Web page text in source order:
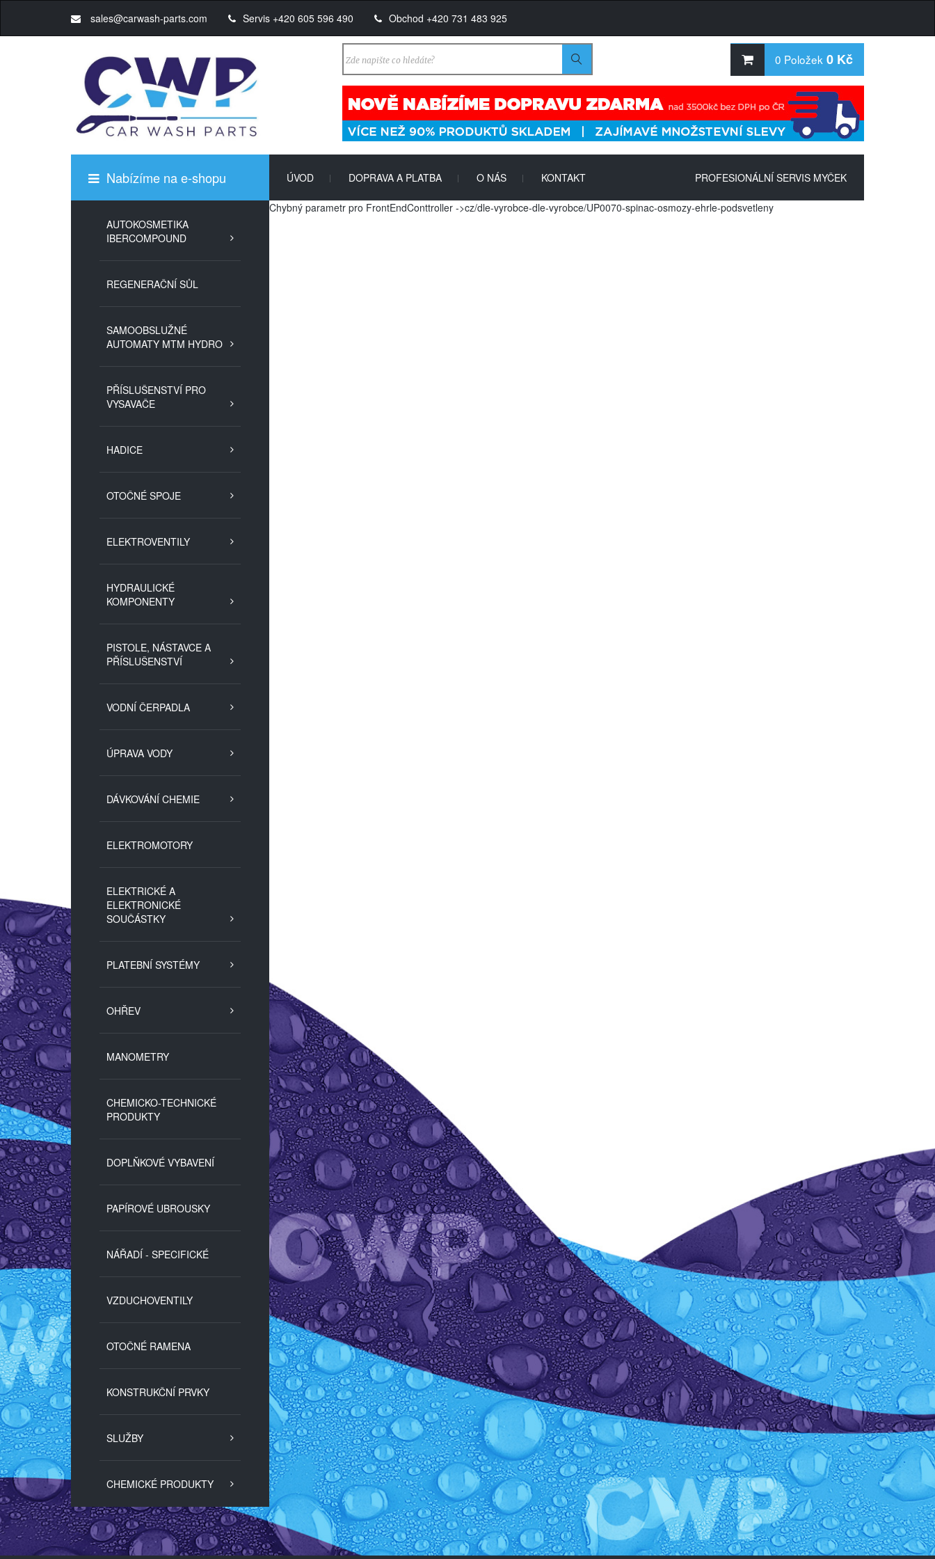
sales@carwash-parts.com Servis +420 605 596 490 Obchod +420 731 483 925
0 Položek 0 Kč
Nabízíme na e-shopu ÚVOD | DOPRAVA A PLATBA | O NÁS | KONTAKT PROFESIONÁLNÍ SERVIS MYČEK
AUTOKOSMETIKA
IBERCOMPOUND
REGENERAČNÍ SŮL
SAMOOBSLUŽNÉ
AUTOMATY MTM HYDRO
PŘÍSLUŠENSTVÍ PRO
VYSAVAČE
HADICE
OTOČNÉ SPOJE
ELEKTROVENTILY
HYDRAULICKÉ
KOMPONENTY
PISTOLE, NÁSTAVCE A
PŘÍSLUŠENSTVÍ
VODNÍ ČERPADLA
ÚPRAVA VODY
DÁVKOVÁNÍ CHEMIE
ELEKTROMOTORY
ELEKTRICKÉ A
ELEKTRONICKÉ
SOUČÁSTKY
PLATEBNÍ SYSTÉMY
OHŘEV
MANOMETRY
CHEMICKO-TECHNICKÉ
PRODUKTY
DOPLŇKOVÉ VYBAVENÍ
PAPÍROVÉ UBROUSKY
NÁŘADÍ - SPECIFICKÉ
VZDUCHOVENTILY
OTOČNÉ RAMENA
KONSTRUKČNÍ PRVKY
SLUŽBY
CHEMICKÉ PRODUKTY
Chybný parametr pro FrontEndConttroller ->cz/dle-vyrobce-dle-vyrobce/UP0070-spinac-osmozy-ehrle-podsvetleny